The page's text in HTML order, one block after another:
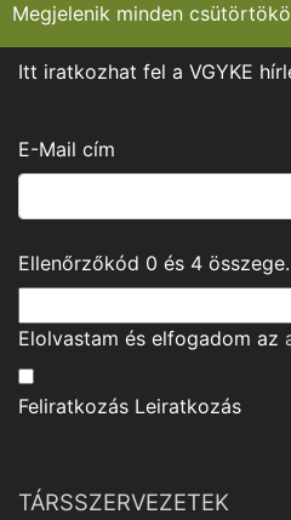
Megjelenik minden
Itt iratkozhat fel a VGYKE
E-Mail cím
Ellenőrzőkód 0 és 4 összege.
Elolvastam és elfogadom az
Feliratkozás Leiratkozás
TÁRSSZERVEZETEK